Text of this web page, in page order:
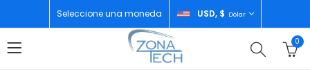
Seleccione una moneda USD, $ Dólar
0